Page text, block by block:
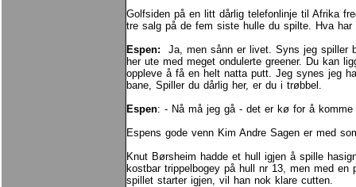
Golfsiden på en litt dårlig telefonlinje til Afrika
tre salg på de fem siste hulle du spilte. Hva
Espen:
Ja, men sånn er livet. Syns jeg spiller
her ute med meget ondulerte greener. Du kan
oppleve å få en helt natta putt. Jeg synes jeg
bane, Spiller du dårlig her, er du i trøbbel.
Espen: - Nå må jeg gå - det er kø for å komme
Espens gode venn Kim Andre Sagen er med
Knut Børsheim hadde et hull igjen å spille
kostbar trippelbogey på hull nr 13, men med en
spillet starter igjen, vil han nok klare cutten.